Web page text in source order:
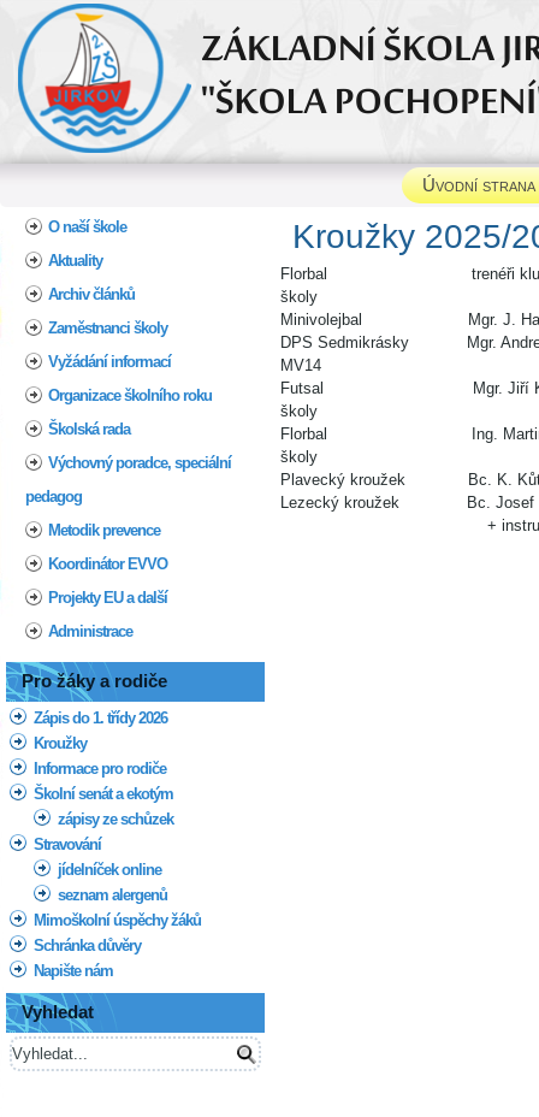
Úvodní strana
O naší škole
Aktuality
Archiv článků
Zaměstnanci školy
Vyžádání informací
Organizace školního roku
Školská rada
Výchovný poradce, speciální
pedagog
Metodik prevence
Koordinátor EVVO
Projekty EU a další
Administrace
Pro žáky a rodiče
Zápis do 1. třídy 2026
Kroužky
Informace pro rodiče
Školní senát a ekotým
zápisy ze schůzek
Stravování
jídelníček online
seznam alergenů
Mimoškolní úspěchy žáků
Schránka důvěry
Napište nám
Vyhledat
Kroužky 2025/
Florbal trenéři klubu
školy
Minivolejbal Mgr. J.
DPS Sedmikrásky
MV14
Futsal Mgr. Jiří
školy
Florbal Ing.
školy
Plavecký kroužek Bc. K.
Lezecký kroužek Bc.
+ instruktor